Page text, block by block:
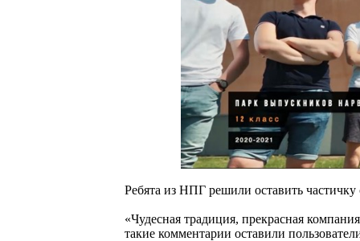
Ребята из НПГ решили оставить
«Чудесная традиция, прекрасная
такие комментарии оставили